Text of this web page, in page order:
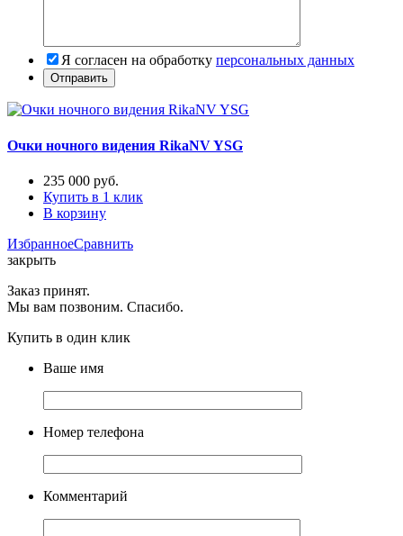
Я согласен на обработку персональных данных
Очки ночного видения RikaNV YSG
235 000 руб.
Купить в 1 клик
В корзину
ИзбранноеСравнить
закрыть
Заказ принят.
Мы вам позвоним. Спасибо.
Купить в один клик
Ваше имя
Номер телефона
Комментарий